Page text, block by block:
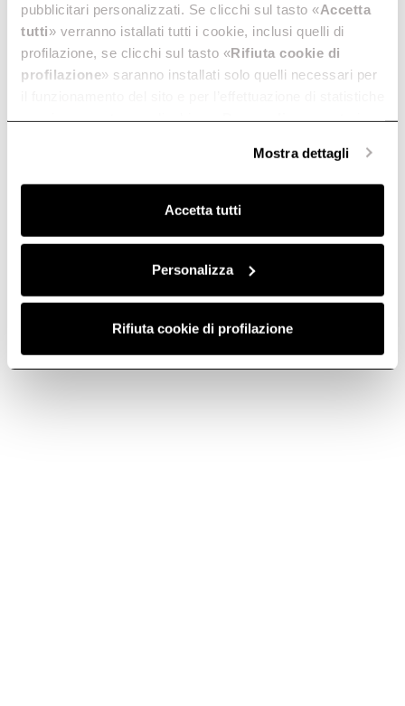
pubblicitari personalizzati. Se clicchi sul tasto «Accetta
tutti» verranno istallati tutti i cookie, inclusi quelli di
profilazione, se clicchi sul tasto «Rifiuta cookie di
profilazione» saranno installati solo quelli necessari per
anonime, mentre se clicchi su «Personalizza», potrai
Clicca quiper visualizzare la cookie policy.
Mostra dettagli
Accetta tutti
Personalizza
Rifiuta cookie di profilazione